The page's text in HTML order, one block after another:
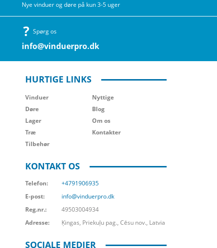
Nye vinduer og døre på kun 3-5 uger
Spørg os
info@vinduerpro.dk
HURTIGE LINKS
Vinduer
Døre
Lager
Træ
Tilbehør
Nyttige
Blog
Om os
Kontakter
KONTAKT OS
Telefon:
+4791906935
E-post:
info@vinduerpro.dk
Reg.nr.:
49503004934
Adresse:
Ķingas, Priekuļu pag., Cēsu nov., Latvia
SOCIALE MEDIER